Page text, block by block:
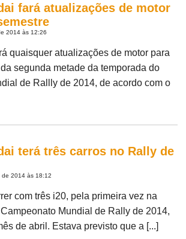
fará atualizações de motor
2014 às 12:26
quaisquer atualizações de motor para
segunda metade da temporada do
de Rallly de 2014, de acordo com o
terá três carros no Rally de
de 2014 às 18:12
com três i20, pela primeira vez na
Mundial de Rally de 2014,
de abril. Estava previsto que a [...]